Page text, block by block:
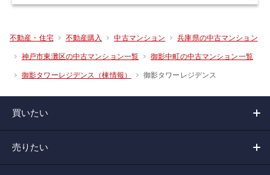
不動産・住宅 不動産購入 中古マンション 兵庫県の中古マンション
神戸市東灘区の中古マンション一覧 御影中町の中古マンション一覧
御影タワーレジデンス（棟情報） 御影タワーレジデンス
買いたい
売りたい